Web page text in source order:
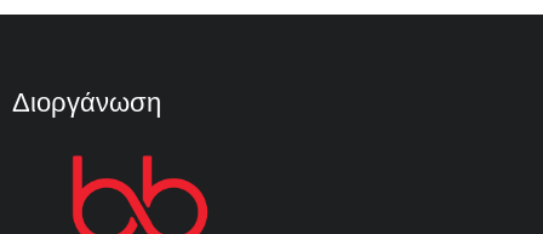
Διοργάνωση